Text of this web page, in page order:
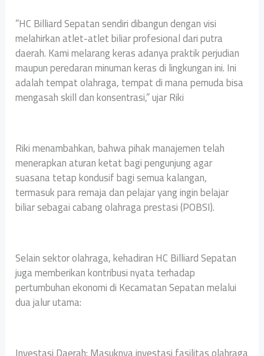
‎”HC Billiard Sepatan sendiri dibangun dengan visi
melahirkan atlet-atlet biliar profesional dari putra
daerah. Kami melarang keras adanya praktik perjudian
maupun peredaran minuman keras di lingkungan ini. Ini
adalah tempat olahraga, tempat di mana pemuda bisa
mengasah skill dan konsentrasi,” ujar Riki
‎Riki menambahkan, bahwa pihak manajemen telah
menerapkan aturan ketat bagi pengunjung agar
suasana tetap kondusif bagi semua kalangan,
termasuk para remaja dan pelajar yang ingin belajar
biliar sebagai cabang olahraga prestasi (POBSI).
‎Selain sektor olahraga, kehadiran HC Billiard Sepatan
juga memberikan kontribusi nyata terhadap
pertumbuhan ekonomi di Kecamatan Sepatan melalui
dua jalur utama: